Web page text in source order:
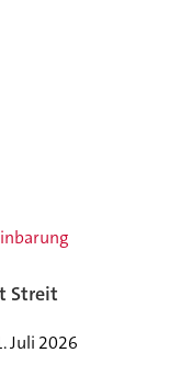
Streit
Juli 2026